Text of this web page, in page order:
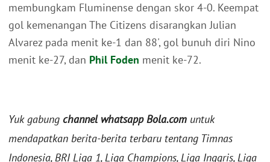
membungkam Fluminense dengan skor 4-0. Keempat
gol kemenangan The Citizens disarangkan Julian
Alvarez pada menit ke-1 dan 88', gol bunuh diri Nino
menit ke-27, dan Phil Foden menit ke-72.
Yuk gabung channel whatsapp Bola.com untuk
mendapatkan berita-berita terbaru tentang Timnas
Indonesia, BRI Liga 1, Liga Champions, Liga Inggris, Liga